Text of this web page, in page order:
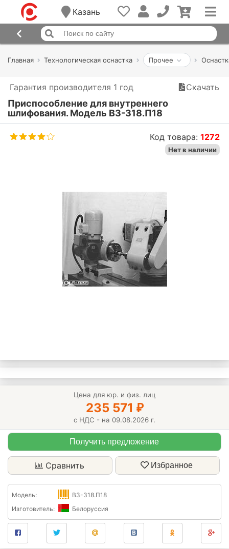
Казань
Главная Технологическая оснастка Прочее
Гарантия производителя 1 год Скачать
Приспособление для внутреннего
шлифования. Модель ВЗ-318.П18
Код товара:1272
Нет в наличии
Цена для юр. и физ. лиц
235 571 ₽
с НДС - на 09.08.2026 г.
Получить предложение
Сравнить Избранное
Модель:
ВЗ-318.П18
Изготовитель:
Белоруссия